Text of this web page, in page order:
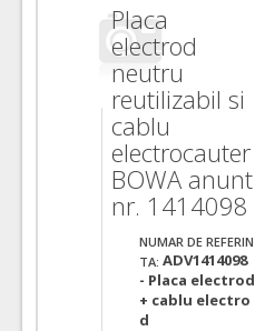
Placa
electrod
neutru
reutilizabil si
cablu
electrocauter
BOWA anunt
nr. 1414098
NUMAR DE REFERIN
TA: ADV1414098
- Placa electrod
+ cablu electro
d